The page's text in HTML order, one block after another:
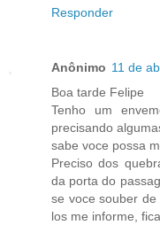
Responder
Anônimo 11 de
Boa tarde Felipe
Tenho um
precisando
sabe voce possa
Preciso dos
da porta do
se voce souber
los me informe,